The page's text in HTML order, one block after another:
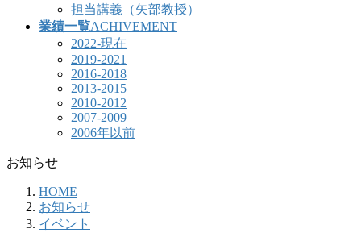
担当講義（矢部教授）
業績一覧ACHIVEMENT
2022-現在
2019-2021
2016-2018
2013-2015
2010-2012
2007-2009
2006年以前
お知らせ
HOME
お知らせ
イベント